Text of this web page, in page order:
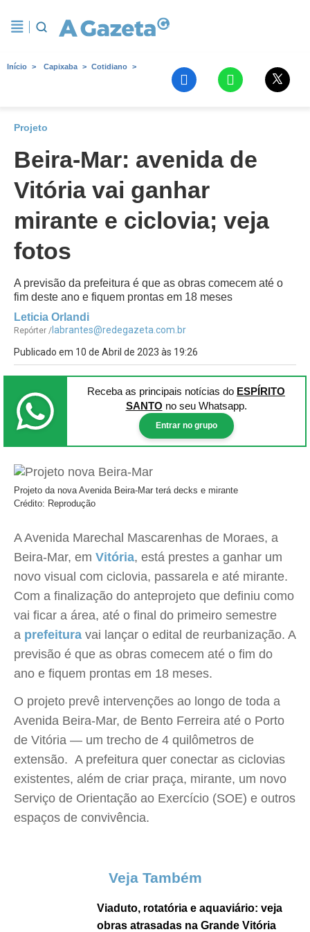
Início Capixaba Cotidiano
Projeto
Beira-Mar: avenida de
Vitória vai ganhar
mirante e ciclovia; veja
fotos
A previsão da prefeitura é que as obras comecem até o
fim deste ano e fiquem prontas em 18 meses
Leticia Orlandi
Repórter / labrantes@redegazeta.com.br
Publicado em 10 de Abril de 2023 às 19:26
Receba as principais notícias do ESPÍRITO
SANTO no seu Whatsapp.
Entrar no grupo
Projeto da nova Avenida Beira-Mar terá decks e mirante
Crédito: Reprodução
A Avenida Marechal Mascarenhas de Moraes, a
Beira-Mar, em Vitória, está prestes a ganhar um
novo visual com ciclovia, passarela e até mirante.
Com a finalização do anteprojeto que definiu como
vai ficar a área, até o final do primeiro semestre
a prefeitura vai lançar o edital de reurbanização. A
previsão é que as obras comecem até o fim do
ano e fiquem prontas em 18 meses.
O projeto prevê intervenções ao longo de toda a
Avenida Beira-Mar, de Bento Ferreira até o Porto
de Vitória — um trecho de 4 quilômetros de
extensão. A prefeitura quer conectar as ciclovias
existentes, além de criar praça, mirante, um novo
Serviço de Orientação ao Exercício (SOE) e outros
espaços de convivência.
Veja Também
Viaduto, rotatória e aquaviário: veja
obras atrasadas na Grande Vitória